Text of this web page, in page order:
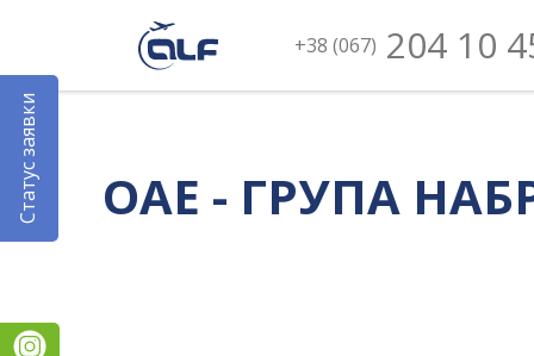
+38 (067) 204 10
Статус заявки ОАЕ - ГРУПА